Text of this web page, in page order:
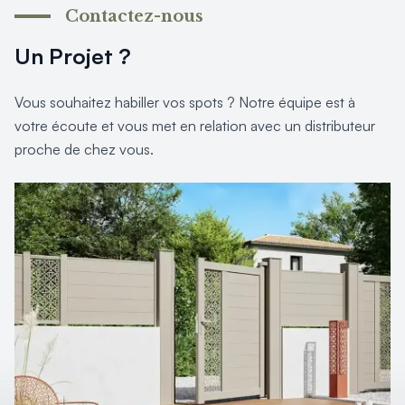
Produits > Habillages extérieur aluminium > Habillage de
Produits > Habillages extérieur aluminium > Habillage de
Produits > Habillages extérieur aluminium > Habillage de
Produits > Habillages extérieur aluminium > Habillage de
Produits > Habillages extérieur aluminium > Treillis
Produits > Produits par collection > Collection Archy
Produits > Produits par collection > Collection Cosy
Produits > Produits par collection > Collection Trady
Produits > Produits par collection > Collection Fresk
Produits > Produits par collection > Collection Bois
Produits > Produits par collection > Collection Ceklo
Produits > Coloris et décors > Coloris aluminium
Produits > Coloris et décors > Coloris aluminium ton bois
Produits > Coloris et décors > Essences de bois
Produits > Coloris et décors > Coloris sur-mesure
Produits > Coloris et décors > Décors Fresk
Produits > Options > Poteaux
Un Projet ?
Contactez-nous
Vous souhaitez habiller vos spots ? Notre équipe est à
votre écoute et vous met en relation avec un distributeur
proche de chez vous.